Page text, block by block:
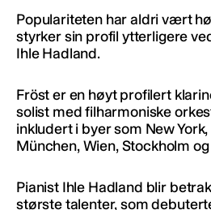
Populariteten har aldri vært
styrker sin profil ytterligere
Ihle Hadland.
Fröst er en høyt profilert
solist med filharmoniske
inkludert i byer som New
München, Wien, Stockholm
Pianist Ihle Hadland blir
største talenter, som